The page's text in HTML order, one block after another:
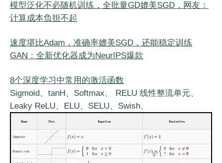
模型泛化不必随机训练，全批量GD媲美SGD，网友：
计算成本负担不起
速度堪比Adam，准确率媲美SGD，还能稳定训练
GAN：全新优化器成为NeurIPS爆款
8个深度学习中常用的激活函数
Sigmoid、tanH、Softmax、 RELU 线性整流单元、
Leaky ReLU、ELU、SELU、Swish、